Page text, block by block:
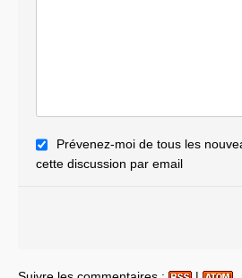
Prévenez-moi de tous les
cette discussion par email